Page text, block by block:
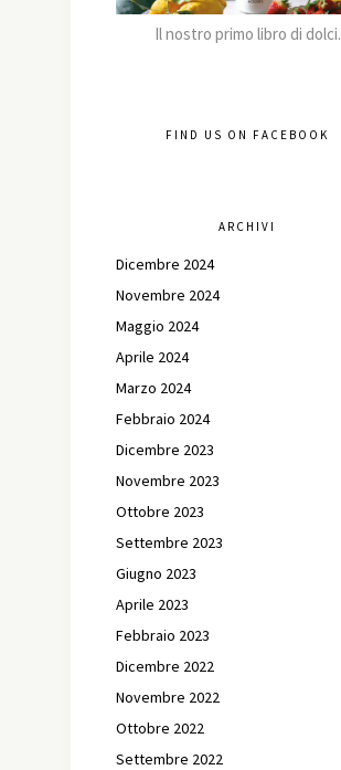
Il nostro primo libro di dolci.
FIND US ON FACEBOOK
ARCHIVI
Dicembre 2024
Novembre 2024
Maggio 2024
Aprile 2024
Marzo 2024
Febbraio 2024
Dicembre 2023
Novembre 2023
Ottobre 2023
Settembre 2023
Giugno 2023
Aprile 2023
Febbraio 2023
Dicembre 2022
Novembre 2022
Ottobre 2022
Settembre 2022